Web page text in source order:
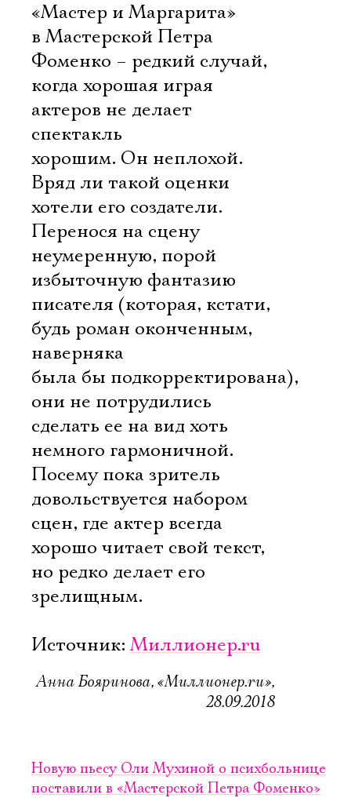
«Мастер и Маргарита»
в Мастерской Петра
Фоменко – редкий случай,
когда хорошая играя
актеров не делает
спектакль
хорошим. Он неплохой.
Вряд ли такой оценки
хотели его создатели.
Перенося на сцену
неумеренную, порой
избыточную фантазию
писателя (которая, кстати,
будь роман оконченным,
наверняка
была бы подкорректирована),
они не потрудились
сделать ее на вид хоть
немного гармоничной.
Посему пока зритель
довольствуется набором
сцен, где актер всегда
хорошо читает свой текст,
но редко делает его
зрелищным.
Источник: Миллионер.ru
Анна Бояринова, «Миллионер.ru»,
28.09.2018
Новую пьесу Оли Мухиной о психбольнице
поставили в «Мастерской Петра Фоменко»